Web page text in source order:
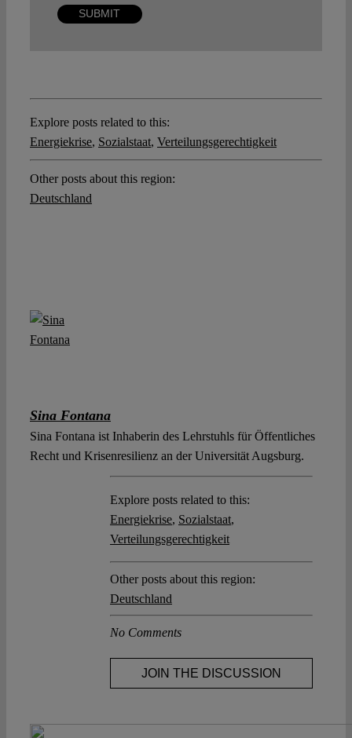
Explore posts related to this:
Energiekrise, Sozialstaat, Verteilungsgerechtigkeit
Other posts about this region:
Deutschland
Sina Fontana
Sina Fontana ist Inhaberin des Lehrstuhls für Öffentliches
Recht und Krisenresilienz an der Universität Augsburg.
Explore posts related to this:
Energiekrise, Sozialstaat,
Verteilungsgerechtigkeit
Other posts about this region:
Deutschland
No Comments
JOIN THE DISCUSSION